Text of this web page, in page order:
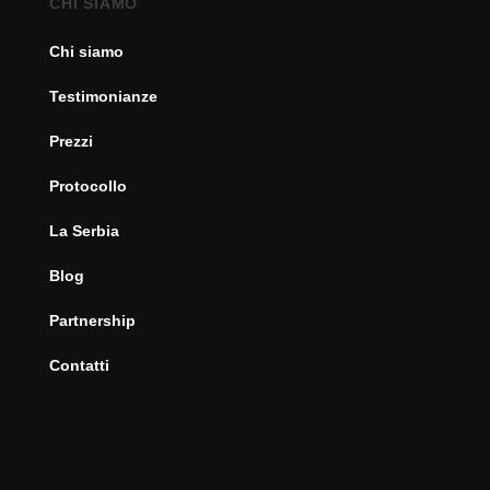
Chi siamo
Testimonianze
Prezzi
Protocollo
La Serbia
Blog
Partnership
Contatti